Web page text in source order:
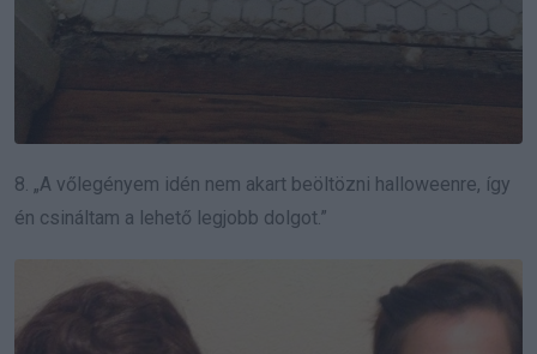
8. „A vőlegényem idén nem akart beöltözni halloweenre, így
én csináltam a lehető legjobb dolgot.”